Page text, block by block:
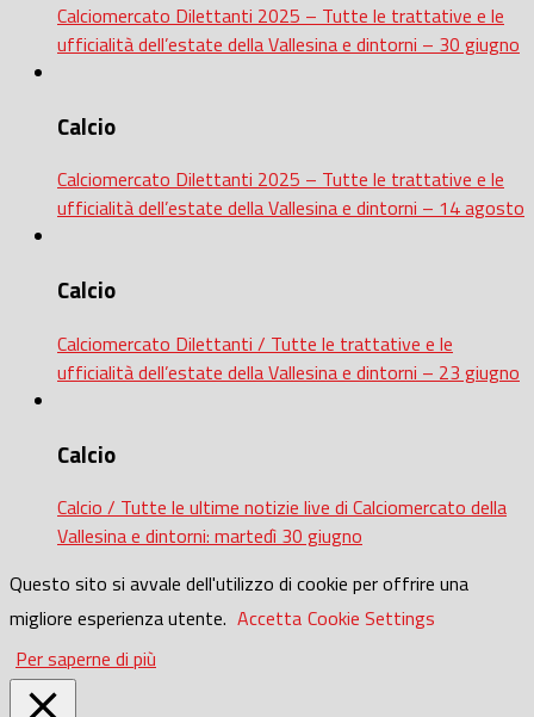
Calciomercato Dilettanti 2025 – Tutte le trattative e le
ufficialità dell’estate della Vallesina e dintorni – 30 giugno
Calcio
Calciomercato Dilettanti 2025 – Tutte le trattative e le
ufficialità dell’estate della Vallesina e dintorni – 14 agosto
Calcio
Calciomercato Dilettanti / Tutte le trattative e le
ufficialità dell’estate della Vallesina e dintorni – 23 giugno
Calcio
Calcio / Tutte le ultime notizie live di Calciomercato della
Vallesina e dintorni: martedì 30 giugno
Questo sito si avvale dell'utilizzo di cookie per offrire una
migliore esperienza utente. Accetta Cookie Settings
Per saperne di più